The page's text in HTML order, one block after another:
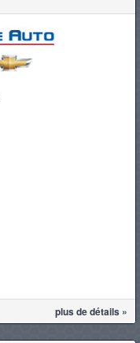
plus de détails »